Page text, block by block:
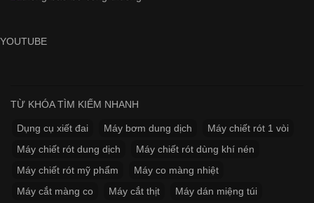
YOUTUBE
TỪ KHÓA TÌM KIẾM NHANH
Dụng cụ xiết đai Máy bơm dung dịch
Máy chiết rót 1 vòi
Máy chiết rót dung dịch
Máy chiết rót dùng khí nén
Máy chiết rót mỹ phẩm
Máy co màng nhiệt
Máy cắt màng co
Máy cắt thịt
Máy dán miệng túi